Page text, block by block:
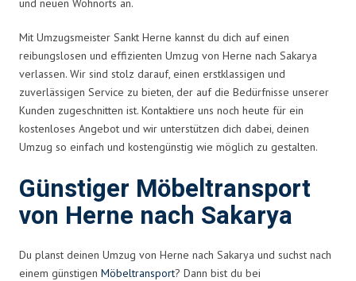
und neuen Wohnorts an.
Mit Umzugsmeister Sankt Herne kannst du dich auf einen
reibungslosen und effizienten Umzug von Herne nach Sakarya
verlassen. Wir sind stolz darauf, einen erstklassigen und
zuverlässigen Service zu bieten, der auf die Bedürfnisse unserer
Kunden zugeschnitten ist. Kontaktiere uns noch heute für ein
kostenloses Angebot und wir unterstützen dich dabei, deinen
Umzug so einfach und kostengünstig wie möglich zu gestalten.
Günstiger Möbeltransport
von Herne nach Sakarya
Du planst deinen Umzug von Herne nach Sakarya und suchst nach
einem günstigen Möbeltransport? Dann bist du bei